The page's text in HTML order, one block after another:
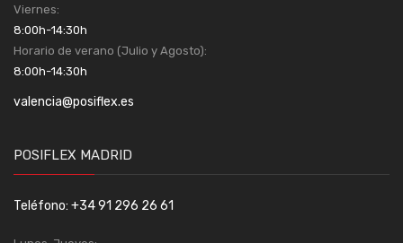
Viernes:
8:00h-14:30h
Horario de verano (Julio y Agosto):
8:00h-14:30h
valencia@posiflex.es
POSIFLEX MADRID
Teléfono: +34 91 296 26 61